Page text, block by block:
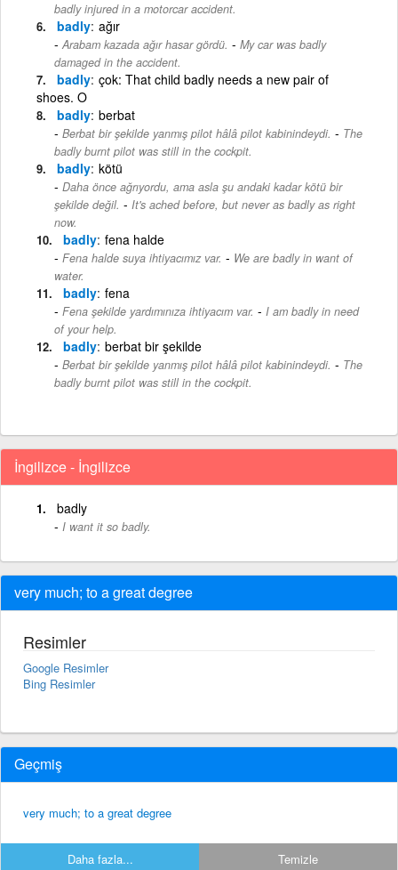
badly injured in a motorcar accident.
badly ağır
Arabam kazada ağır hasar gördü. - My car was badly
damaged in the accident.
badly çok: That child badly needs a new pair of
shoes. O
badly berbat
Berbat bir şekilde yanmış pilot hâlâ pilot kabinindeydi. - The
badly burnt pilot was still in the cockpit.
badly kötü
Daha önce ağrıyordu, ama asla şu andaki kadar kötü bir
şekilde değil. - It's ached before, but never as badly as right
now.
badly fena halde
Fena halde suya ihtiyacımız var. - We are badly in want of
water.
badly fena
Fena şekilde yardımınıza ihtiyacım var. - I am badly in need
of your help.
badly berbat bir şekilde
Berbat bir şekilde yanmış pilot hâlâ pilot kabinindeydi. - The
badly burnt pilot was still in the cockpit.
İngilizce - İngilizce
badly
I want it so badly.
very much; to a great degree
Resimler
Google Resimler
Bing Resimler
Geçmiş
very much; to a great degree
Daha fazla... Temizle